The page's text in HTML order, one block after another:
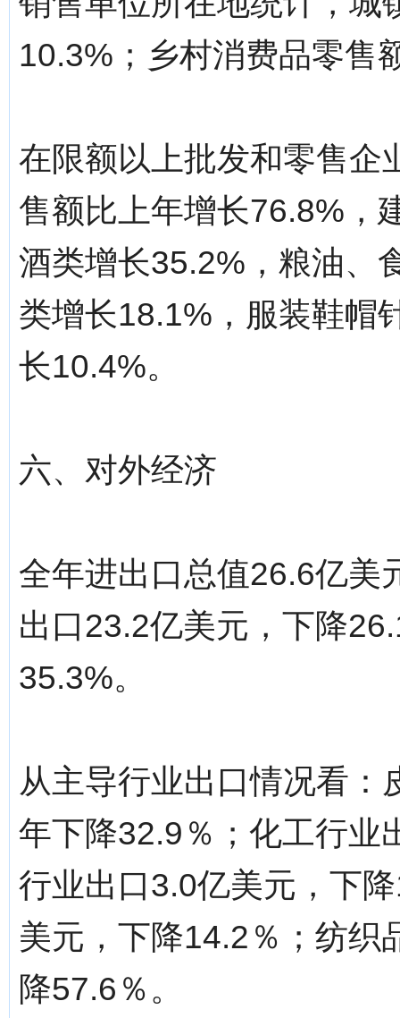
10.3%；乡村消费品零售
在限额以上批发和零售企
售额比上年增长76.8%，
酒类增长35.2%，粮油、
类增长18.1%，服装鞋帽
长10.4%。
六、对外经济
全年进出口总值26.6亿美
出口23.2亿美元，下降
35.3%。
从主导行业出口情况看
年下降32.9％；化工行业
行业出口3.0亿美元，下
美元，下降14.2％；纺织
降57.6％。